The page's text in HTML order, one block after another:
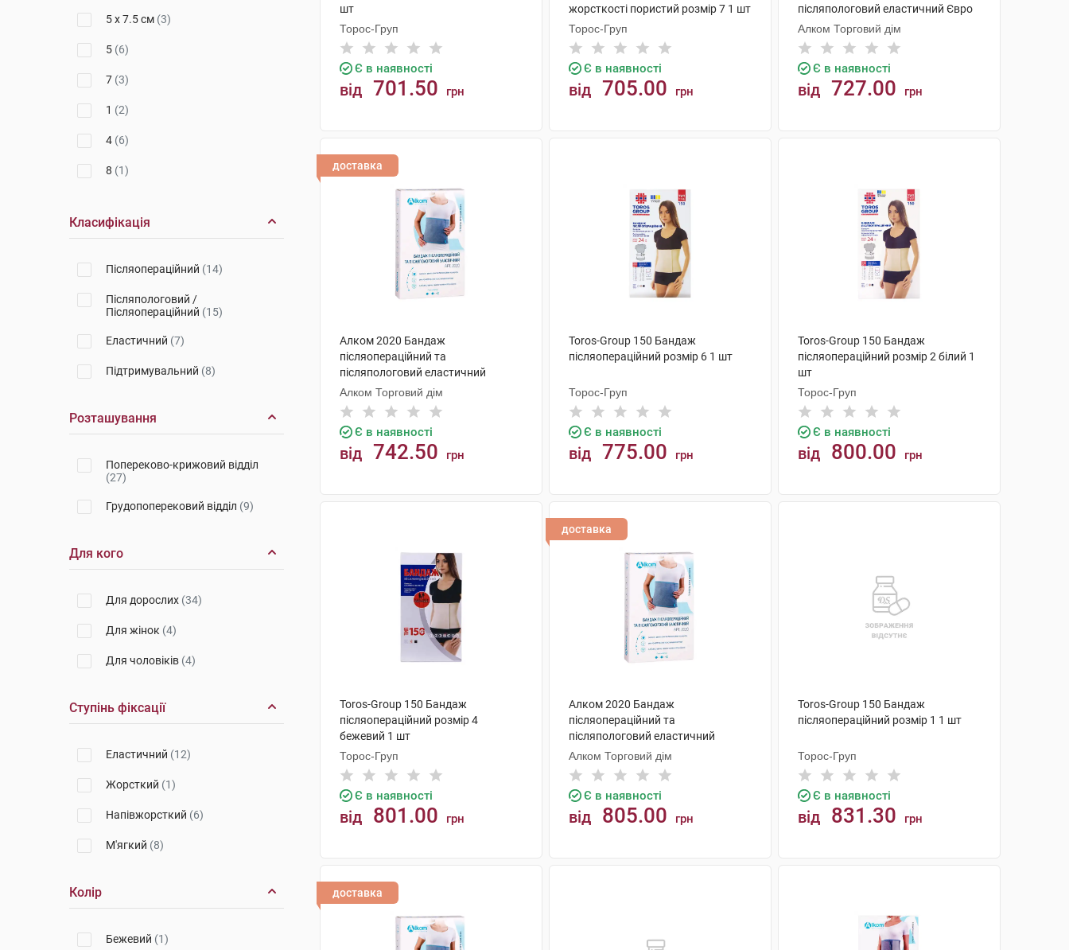
5 x 7.5 см (3)
5 (6)
7 (3)
1 (2)
4 (6)
8 (1)
Класифікація
Післяопераційний (14)
Післяпологовий /
Післяопераційний (15)
Еластичний (7)
Підтримувальний (8)
Розташування
Попереково-крижовий відділ
(27)
Грудопоперековий відділ (9)
Для кого
Для дорослих (34)
Для жінок (4)
Для чоловіків (4)
Ступінь фіксації
Еластичний (12)
Жорсткий (1)
Напівжорсткий (6)
М'ягкий (8)
Колір
Бежевий (1)
шт
Торос-Груп
Є в наявності
від 701.50 грн
жорсткості пористий розмір 7 1 шт
Торос-Груп
Є в наявності
від 705.00 грн
післяпологовий еластичний Євро
розмір 2 1 шт
Алком Торговий дім
Є в наявності
від 727.00 грн
доставка
Алком 2020 Бандаж
післяопераційний та
післяпологовий еластичний
розмір 1 1 шт
Алком Торговий дім
Є в наявності
від 742.50 грн
Toros-Group 150 Бандаж
післяопераційний розмір 6 1 шт
Торос-Груп
Є в наявності
від 775.00 грн
Toros-Group 150 Бандаж
післяопераційний розмір 2 білий 1
шт
Торос-Груп
Є в наявності
від 800.00 грн
Toros-Group 150 Бандаж
післяопераційний розмір 4
бежевий 1 шт
Торос-Груп
Є в наявності
від 801.00 грн
доставка
Алком 2020 Бандаж
післяопераційний та
післяпологовий еластичний
розмір 7 1 шт
Алком Торговий дім
Є в наявності
від 805.00 грн
Toros-Group 150 Бандаж
післяопераційний розмір 1 1 шт
Торос-Груп
Є в наявності
від 831.30 грн
доставка